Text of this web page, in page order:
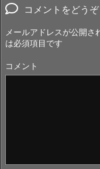
コメントをどうぞ
メールアドレスが公開さ
は必須項目です
コメント